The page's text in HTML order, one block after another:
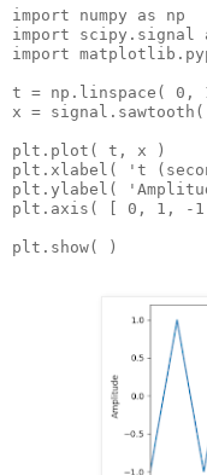
import numpy as np
import scipy.signal
import
t = np.linspace( 0,
x =
plt.plot( t, x )
plt.xlabel( 't
plt.ylabel(
plt.axis( [ 0, 1, -
plt.show( )